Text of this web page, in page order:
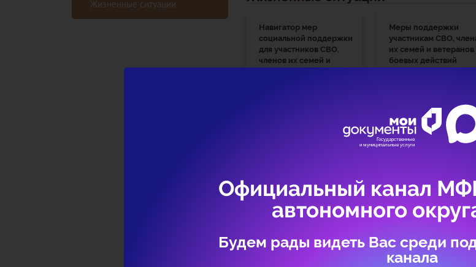
Официальный канал
автономного
Будем рады видеть Вас среди
канала
Жизненные ситуации
Навигатор мер
социальной поддержки
для участников СВО,
членов их семей и
Меры поддержки
участникам СВО,
их семей и ветеранов
боевых действий